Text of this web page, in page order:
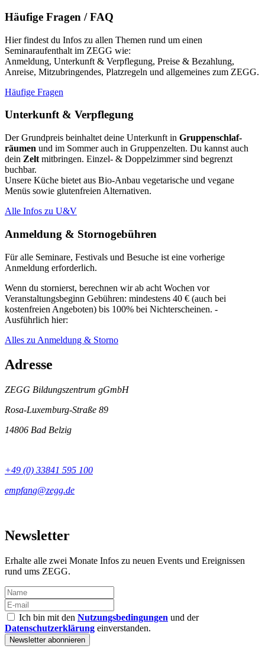
Häufige Fragen / FAQ
Hier findest du Infos zu allen Themen rund um einen
Seminaraufenthalt im ZEGG wie:
Anmeldung, Unterkunft & Verpflegung, Preise & Bezahlung,
Anreise, Mitzubringendes, Platzregeln und allgemeines zum ZEGG.
Häufige Fragen
Unterkunft & Verpflegung
Der Grundpreis beinhaltet deine Unterkunft in Grup­pen­schlaf­
räumen und im Sommer auch in Gruppenzelten. Du kannst auch
dein Zelt mitbringen. Einzel- & Doppelzimmer sind begrenzt
buchbar.
Unsere Küche bietet aus Bio-Anbau vegetarische und vegane
Menüs sowie glutenfreien Alternativen.
Alle Infos zu U&V
Anmeldung & Stornogebühren
Für alle Seminare, Festivals und Besuche ist eine vorherige
Anmeldung erforderlich.
Wenn du stornierst, berechnen wir ab acht Wochen vor
Veranstaltungsbeginn Gebühren: mindestens 40 € (auch bei
kostenfreien Angeboten) bis 100% bei Nichterscheinen. -
Ausführlich hier:
Alles zu Anmeldung & Storno
Adresse
ZEGG Bildungszentrum gGmbH
Rosa-Luxemburg-Straße 89
14806 Bad Belzig
+49 (0) 33841 595 100
Newsletter
Erhalte alle zwei Monate Infos zu neuen Events und Ereignissen
rund ums ZEGG.
Ich bin mit den Nutzungsbedingungen und der
Datenschutzerklärung einverstanden.